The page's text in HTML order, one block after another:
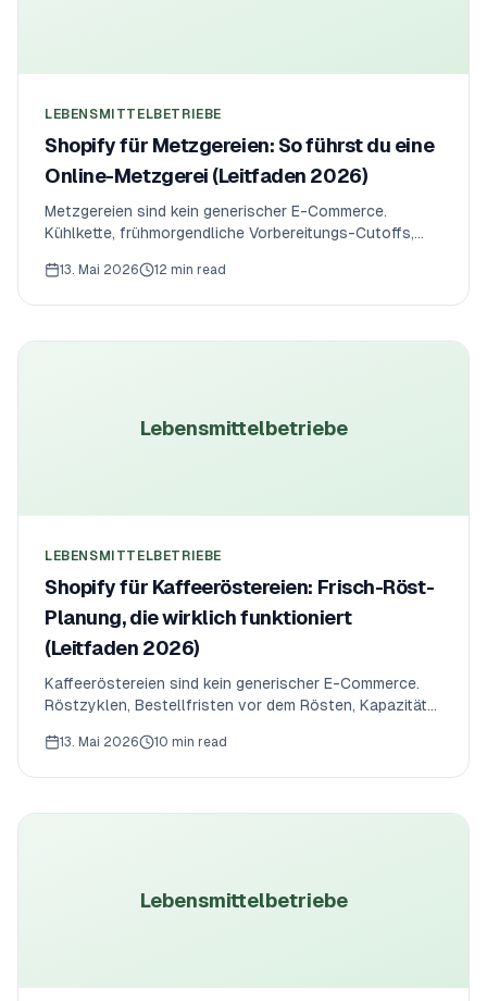
LEBENSMITTELBETRIEBE
Shopify für Metzgereien: So führst du eine
Online-Metzgerei (Leitfaden 2026)
Metzgereien sind kein generischer E-Commerce.
Kühlkette, frühmorgendliche Vorbereitungs-Cutoffs,
Sammelbestellungen und Feiertagsspitzen müssen alle
App-Stack und das Praxisbeispiel.
13. Mai 2026 12 min read
Lebensmittelbetriebe
LEBENSMITTELBETRIEBE
Shopify für Kaffeeröstereien: Frisch-Röst-
Planung, die wirklich funktioniert
(Leitfaden 2026)
Kaffeeröstereien sind kein generischer E-Commerce.
Röstzyklen, Bestellfristen vor dem Rösten, Kapazität
müssen alle zwischen Produktionsplan und Storefront
und wie OrderRules mit Roasterly für die
13. Mai 2026 10 min read
Lebensmittelbetriebe